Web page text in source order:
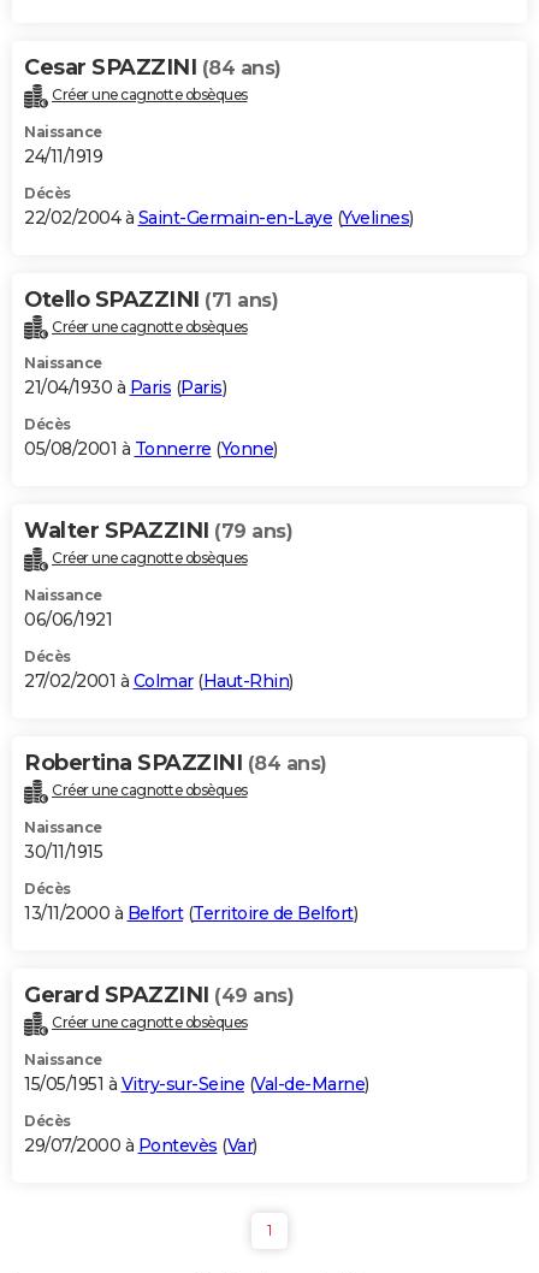
Cesar SPAZZINI (84 ans)
Créer une cagnotte obsèques
Naissance
24/11/1919
Décès
22/02/2004 à Saint-Germain-en-Laye (Yvelines)
Otello SPAZZINI (71 ans)
Créer une cagnotte obsèques
Naissance
21/04/1930 à Paris (Paris)
Décès
05/08/2001 à Tonnerre (Yonne)
Walter SPAZZINI (79 ans)
Créer une cagnotte obsèques
Naissance
06/06/1921
Décès
27/02/2001 à Colmar(Haut-Rhin)
Robertina SPAZZINI (84 ans)
Créer une cagnotte obsèques
Naissance
30/11/1915
Décès
13/11/2000 à Belfort(Territoire de Belfort)
Gerard SPAZZINI (49 ans)
Créer une cagnotte obsèques
Naissance
15/05/1951 à Vitry-sur-Seine (Val-de-Marne)
Décès
29/07/2000 à Pontevès (Var)
1